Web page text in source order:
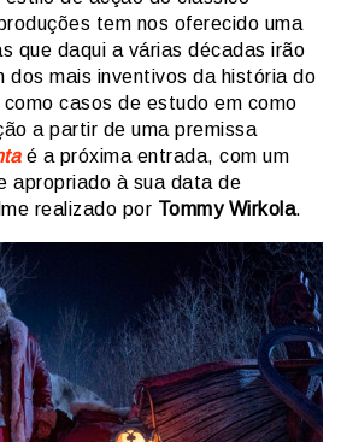
tem nos oferecido uma
que daqui a várias décadas irão
dos mais inventivos da história do
casos de estudo em como
a partir de uma premissa
é a próxima entrada, com um
apropriado à sua data de
realizado por Tommy Wirkola.